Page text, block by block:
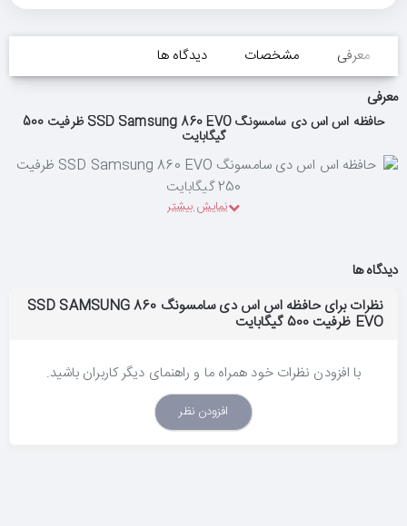
معرفی مشخصات
دیدگاه ها
معرفی
حافظه اس اس دی سامسونگ SSD Samsung 860 EVO ظرفیت 500
گیگابایت
دیدگاه ها
نظرات برای حافظه اس اس دی سامسونگ SSD SAMSUNG 860
EVO ظرفیت 500 گیگابایت
با افزودن نظرات خود همراه ما و راهنمای دیگر کاربران باشید.
افزودن نظر